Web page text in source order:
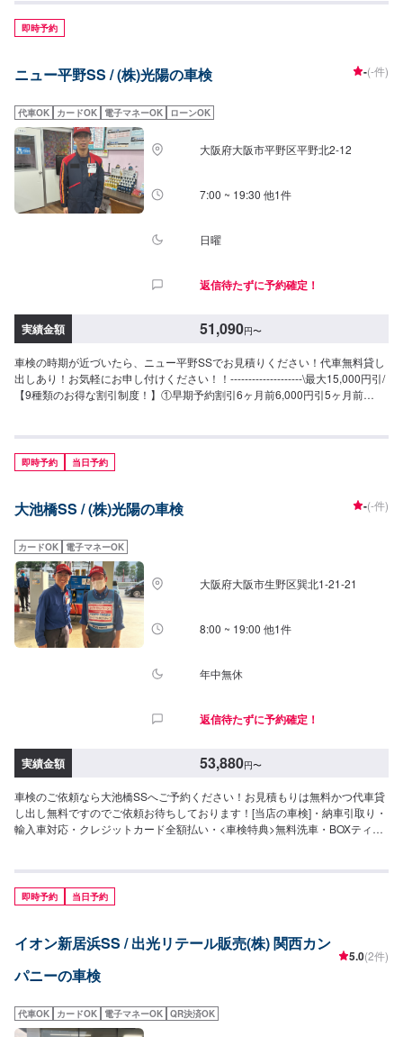
3,000円引2ヶ月前2,000円引1ヶ月前1,000円引②新車初回割引2,000円引③ハ
イブリッド車割引2,000円引④前回リピート割引1,000円引⑤当店初めて割引
1,000円引⑥代車不要割引1,000円引⑦入庫日即決割引1,000円⑧お得意様会
整備基本料：8,250円完成検査料：7,700円継続申請料：8,800円法定費用
なら34,490円◉小型乗用車整備基本料：8,250円完成検査料：7,700円継続申
請料：8,800円法定費用計：36,250円▶︎[合計金額]61,000円最大割引後：
46,000円＞＞＞減税対象車なら39,600円◉中型乗用車整備基本料：10,450円
完成検査料：7,700円継続申請料：8,800円法定費用計：44,450円▶︎[合計金
額]71,400円最大割引後：56,400円＞＞＞減税対象車なら46,800円◉大型乗用
車整備基本料：10,450円完成検査料：7,700円継続申請料：8,800円法定費用
計：52,750円▶︎[合計金額]79,700円最大割引後：64,700円＞＞＞減税対象車
なり合計価格も変わります。・輸入車は、初年度より9年以内のベンツ・
がございます。・他割引の併用不可。・ご予約時に1,000円の予約金を頂戴い
即時予約
ニュー平野SS / (株)光陽の車検 -(-件)
代車OK カードOK 電子マネーOK ローンOK
大阪府大阪市平野区平野北2-12
7:00 ~ 19:30 他1件
日曜
返信待たずに予約確定！
実績金額 51,090円〜
車検の時期が近づいたら、ニュー平野SSでお見積りください！代車無料貸し
出しあり！お気軽にお申し付けください！！--------------------\最大15,000円引/
【9種類のお得な割引制度！】①早期予約割引6ヶ月前6,000円引5ヶ月前
リピート割引1,000円引⑤当店初めて割引1,000円引⑥代車不要割引1,000円
引⑦入庫日即決割引1,000円⑧お得意様会員割引1,000円⑨WEB予約割引
1,000円--------------------＜車検料金＞◉軽自動車整備基本料：8,250円完成検査
円最大割引後：36,090円＞＞＞減税対象車なら34,490円◉小型乗用車整備基
36,250円▶︎[合計金額]61,000円最大割引後：46,000円＞＞＞減税対象車なら
39,600円◉中型乗用車整備基本料：10,450円完成検査料：7,700円継続申請
料：8,800円法定費用計：44,450円▶︎[合計金額]71,400円最大割引後：56,400
円＞＞＞減税対象車なら46,800円◉大型乗用車整備基本料：10,450円完成検
査料：7,700円継続申請料：8,800円法定費用計：52,750円▶︎[合計金
額]79,700円最大割引後：64,700円＞＞＞減税対象車なら51,900円<注意>・
中型乗用車が3ナンバーの場合、印紙代が＋1,000円となり合計価格も変わり
BMWに限る。・事業登録車両（緑ナンバー）・トラック類・8ナンバー車・
車検費用に充当いたします。返金はできかねます。
即時予約 当日予約
大池橋SS / (株)光陽の車検 -(-件)
カードOK 電子マネーOK
大阪府大阪市生野区巽北1-21-21
8:00 ~ 19:00 他1件
年中無休
返信待たずに予約確定！
実績金額 53,880円〜
車検のご依頼なら大池橋SSへご予約ください！お見積もりは無料かつ代車貸
し出し無料ですのでご依頼お待ちしております！[当店の車検]・納車引取り・
輸入車対応・クレジットカード全額払い・<車検特典>無料洗車・BOXティッ
フティ車検基本料40,740円（2日で納車）
即時予約 当日予約
イオン新居浜SS / 出光リテール販売(株) 関西カン
パニーの車検
5.0(2件)
代車OK カードOK 電子マネーOK QR決済OK